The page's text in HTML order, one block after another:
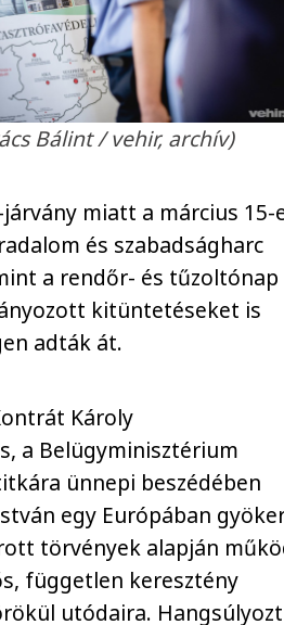
Bálint / vehir, archív)
miatt a március 15-
és szabadságharc
a rendőr- és tűzoltónap
kitüntetéseket is
adták át.
Károly
a Belügyminisztérium
ünnepi beszédében
egy Európában
törvények alapján
független keresztény
utódaira.